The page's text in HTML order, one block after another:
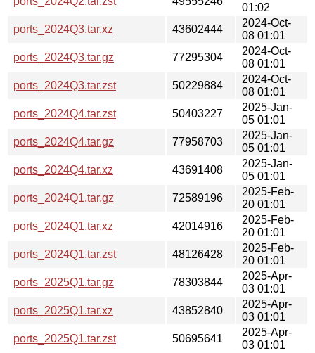
01:02
ports_2024Q3.tar.xz
43602444
2024-Oct-
08 01:01
ports_2024Q3.tar.gz
77295304
2024-Oct-
08 01:01
ports_2024Q3.tar.zst
50229884
2024-Oct-
08 01:01
ports_2024Q4.tar.zst
50403227
2025-Jan-
05 01:01
ports_2024Q4.tar.gz
77958703
2025-Jan-
05 01:01
ports_2024Q4.tar.xz
43691408
2025-Jan-
05 01:01
ports_2024Q1.tar.gz
72589196
2025-Feb-
20 01:01
ports_2024Q1.tar.xz
42014916
2025-Feb-
20 01:01
ports_2024Q1.tar.zst
48126428
2025-Feb-
20 01:01
ports_2025Q1.tar.gz
78303844
2025-Apr-
03 01:01
ports_2025Q1.tar.xz
43852840
2025-Apr-
03 01:01
ports_2025Q1.tar.zst
50695641
2025-Apr-
03 01:01